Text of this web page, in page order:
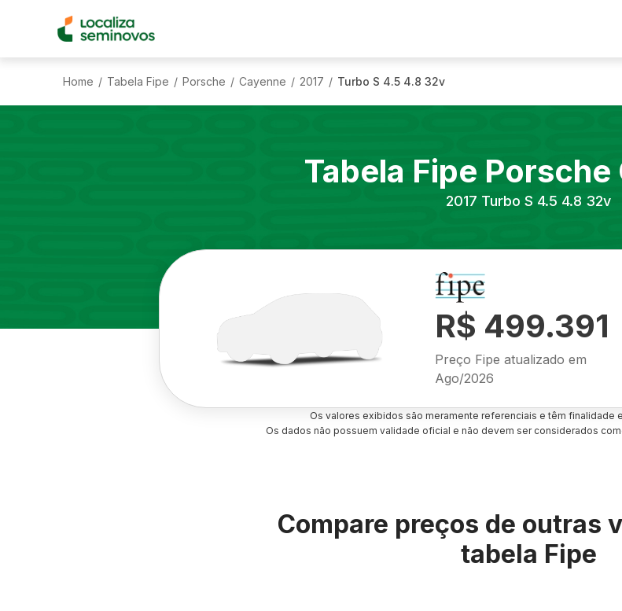
Home / Tabela Fipe / Porsche / Cayenne / 2017 / Turbo S 4.5 4.8 32v
Tabela Fipe Porsche
2017 Turbo S 4.5 4.8 32v
R$ 499.391
Preço Fipe atualizado em
Ago/2026
Os valores exibidos são meramente referenciais e têm finalidade
Os dados não possuem validade oficial e não devem ser considerados
Compare preços de outras
tabela Fipe